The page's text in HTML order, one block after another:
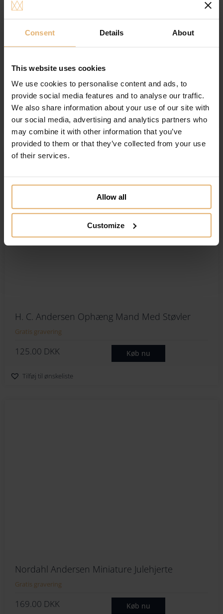
Consent Details About
This website uses cookies
We use cookies to personalise content and ads, to
provide social media features and to analyse our traffic.
We also share information about your use of our site with
our social media, advertising and analytics partners who
may combine it with other information that you’ve
provided to them or that they’ve collected from your use
of their services.
Allow all
Customize
Nordahl Andersen Tallerken Hjerter
Gratis gravering
350.00DKK Se varen
Tilføj til ønskeliste
H. C. Andersen Ophæng Mand Med Støvler
Gratis gravering
125.00 DKK Køb nu
Tilføj til ønskeliste
Nordahl Andersen Miniature Julehjerte
Gratis gravering
169.00 DKK Køb nu